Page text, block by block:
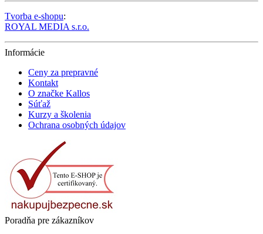
Tvorba e-shopu:
ROYAL MEDIA s.r.o.
Informácie
Ceny za prepravné
Kontakt
O značke Kallos
Súťaž
Kurzy a školenia
Ochrana osobných údajov
Poradňa pre zákazníkov